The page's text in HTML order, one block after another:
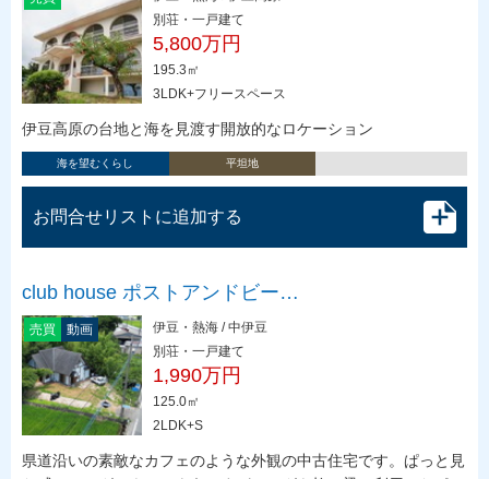
別荘・一戸建て
5,800万円
195.3㎡
3LDK+フリースペース
伊豆高原の台地と海を見渡す開放的なロケーション
海を望むくらし 平坦地
お問合せリストに追加する
club house ポストアンドビー…
売買 動画
伊豆・熱海 / 中伊豆
別荘・一戸建て
1,990万円
125.0㎡
2LDK+S
県道沿いの素敵なカフェのような外観の中古住宅です。ぱっと見